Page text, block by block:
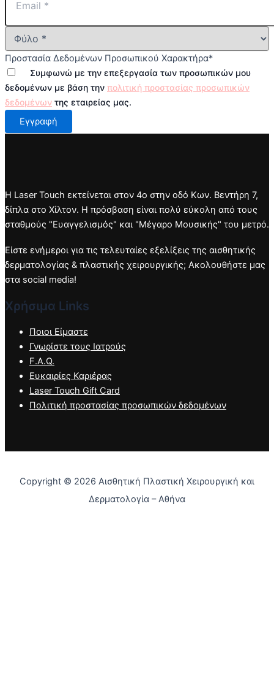
Προστασία Δεδομένων Προσωπικού Χαρακτήρα*
Συμφωνώ με την επεξεργασία των προσωπικών μου
δεδομένων με βάση την πολιτική προστασίας προσωπικών
δεδομένων της εταιρείας μας.
Εγγραφή
Η Laser Touch εκτείνεται στον 4ο στην οδό Κων. Βεντήρη 7,
δίπλα στο Χίλτον. Η πρόσβαση είναι πολύ εύκολη από τους
σταθμούς "Ευαγγελισμός" και "Μέγαρο Μουσικής" του μετρό.
Είστε ενήμεροι για τις τελευταίες εξελίξεις της αισθητικής
δερματολογίας & πλαστικής χειρουργικής; Ακολουθήστε μας
στα social media!
Χρήσιμα Links
Ποιοι Είμαστε
Γνωρίστε τους Ιατρούς
F.A.Q.
Ευκαιρίες Καριέρας
Laser Touch Gift Card
Πολιτική προστασίας προσωπικών δεδομένων
Copyright © 2026 Αισθητική Πλαστική Χειρουργική και
Δερματολογία – Αθήνα